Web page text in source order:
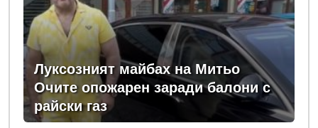
Луксозният майбах на Митьо
Очите опожарен заради балони с
райски газ